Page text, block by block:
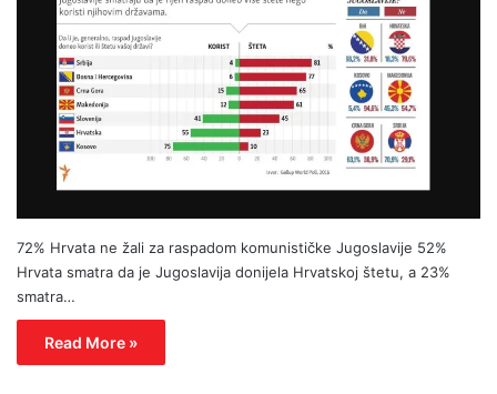
72% Hrvata ne žali za raspadom komunističke Jugoslavije 52%
Hrvata smatra da je Jugoslavija donijela Hrvatskoj štetu, a 23%
smatra…
Read More »